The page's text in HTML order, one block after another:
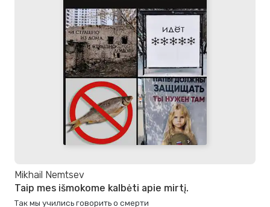
Mikhail Nemtsev
Taip mes išmokome kalbėti apie mirtį.
Так мы учились говорить о смерти